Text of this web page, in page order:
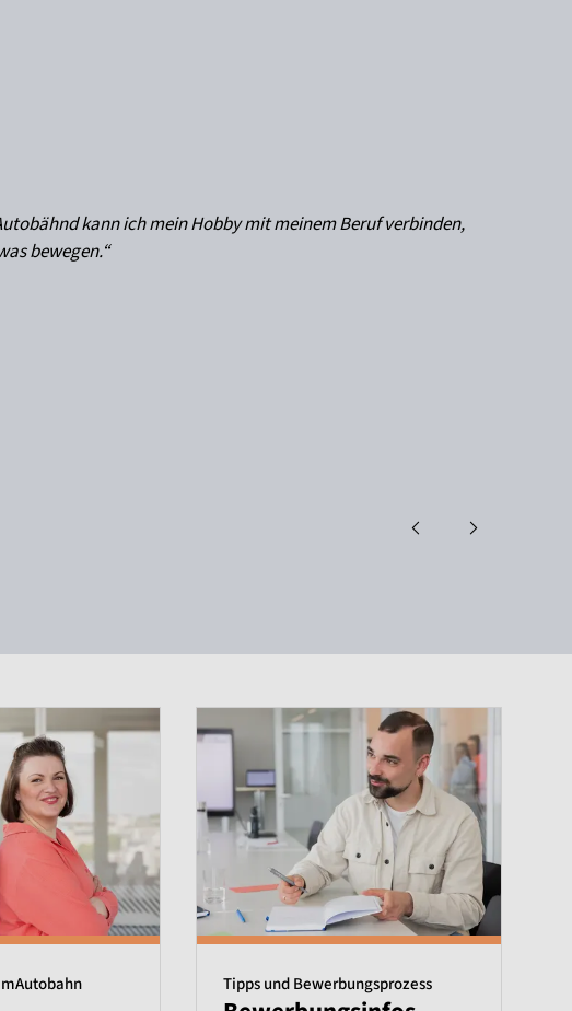
kann ich mein Hobby mit meinem Beruf verbinden,
bewegen.“
Tipps und Bewerbungsprozess